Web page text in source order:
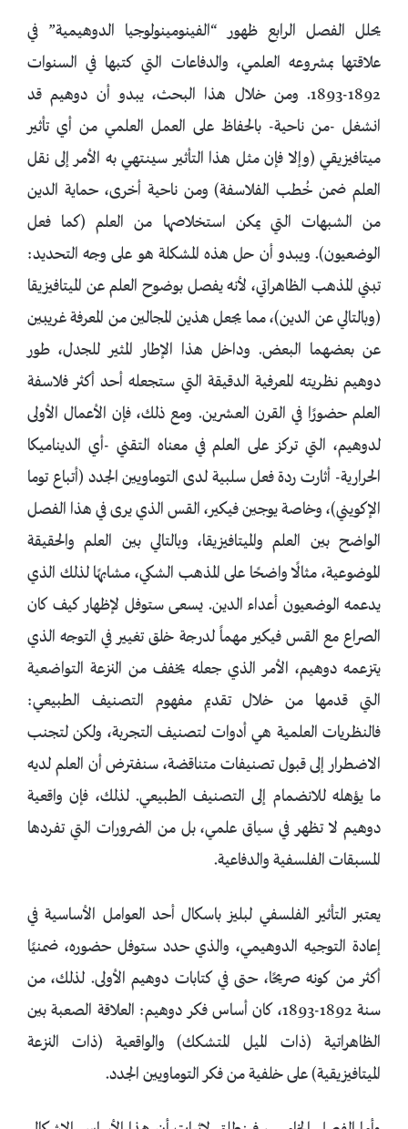
يحلل الفصل الرابع ظهور “الفينومينولوجيا الدوهيمية” في
علاقتها بمشروعه العلمي، والدفاعات التي كتبها في السنوات
1892-1893. ومن خلال هذا البحث، يبدو أن دوهيم قد
انشغل -من ناحية- بالحفاظ على العمل العلمي من أي تأثير
ميتافيزيقي (وإلا فإن مثل هذا التأثير سينتهي به الأمر إلى نقل
العلم ضمن خُطب الفلاسفة) ومن ناحية أخرى، حماية الدين
من الشبهات التي يمكن استخلاصها من العلم (كما فعل
الوضعيون). ويبدو أن حل هذه المشكلة هو على وجه التحديد:
تبني المذهب الظاهراتي، لأنه يفصل بوضوح العلم عن الميتافيزيقا
(وبالتالي عن الدين)، مما يجعل هذين المجالين من المعرفة غريبين
عن بعضهما البعض. وداخل هذا الإطار المثير للجدل، طور
دوهيم نظريته المعرفية الدقيقة التي ستجعله أحد أكثر فلاسفة
العلم حضورًا في القرن العشرين. ومع ذلك، فإن الأعمال الأولى
لدوهيم، التي تركز على العلم في معناه التقني -أي الديناميكا
الحرارية- أثارت ردة فعل سلبية لدى التوماويين الجدد (أتباع توما
الإكويني)، وخاصة يوجين فيكير، القس الذي يرى في هذا الفصل
الواضح بين العلم والميتافيزيقا، وبالتالي بين العلم والحقيقة
الموضوعية، مثالًا واضحًا على المذهب الشكي، مشابهًا لذلك الذي
يدعمه الوضعيون أعداء الدين. يسعى ستوفل لإظهار كيف كان
الصراع مع القس فيكير مهماً لدرجة خلق تغيير في التوجه الذي
يتزعمه دوهيم، الأمر الذي جعله يخفف من النزعة التواضعية
التي قدمها من خلال تقديم مفهوم التصنيف الطبيعي:
فالنظريات العلمية هي أدوات لتصنيف التجربة، ولكن لتجنب
الاضطرار إلى قبول تصنيفات متناقضة، سنفترض أن العلم لديه
ما يؤهله للانضمام إلى التصنيف الطبيعي. لذلك، فإن واقعية
دوهيم لا تظهر في سياق علمي، بل من الضرورات التي تفردها
المسبقات الفلسفية والدفاعية.
يعتبر التأثير الفلسفي لبليز باسكال أحد العوامل الأساسية في
إعادة التوجيه الدوهيمي، والذي حدد ستوفل حضوره، ضمنيًا
أكثر من كونه صريحًا، حتى في كتابات دوهيم الأولى. لذلك، من
سنة 1892-1893، كان أساس فكر دوهيم: العلاقة الصعبة بين
الظاهراتية (ذات الميل المتشكك) والواقعية (ذات النزعة
الميتافيزيقية) على خلفية من فكر التوماويين الجدد.